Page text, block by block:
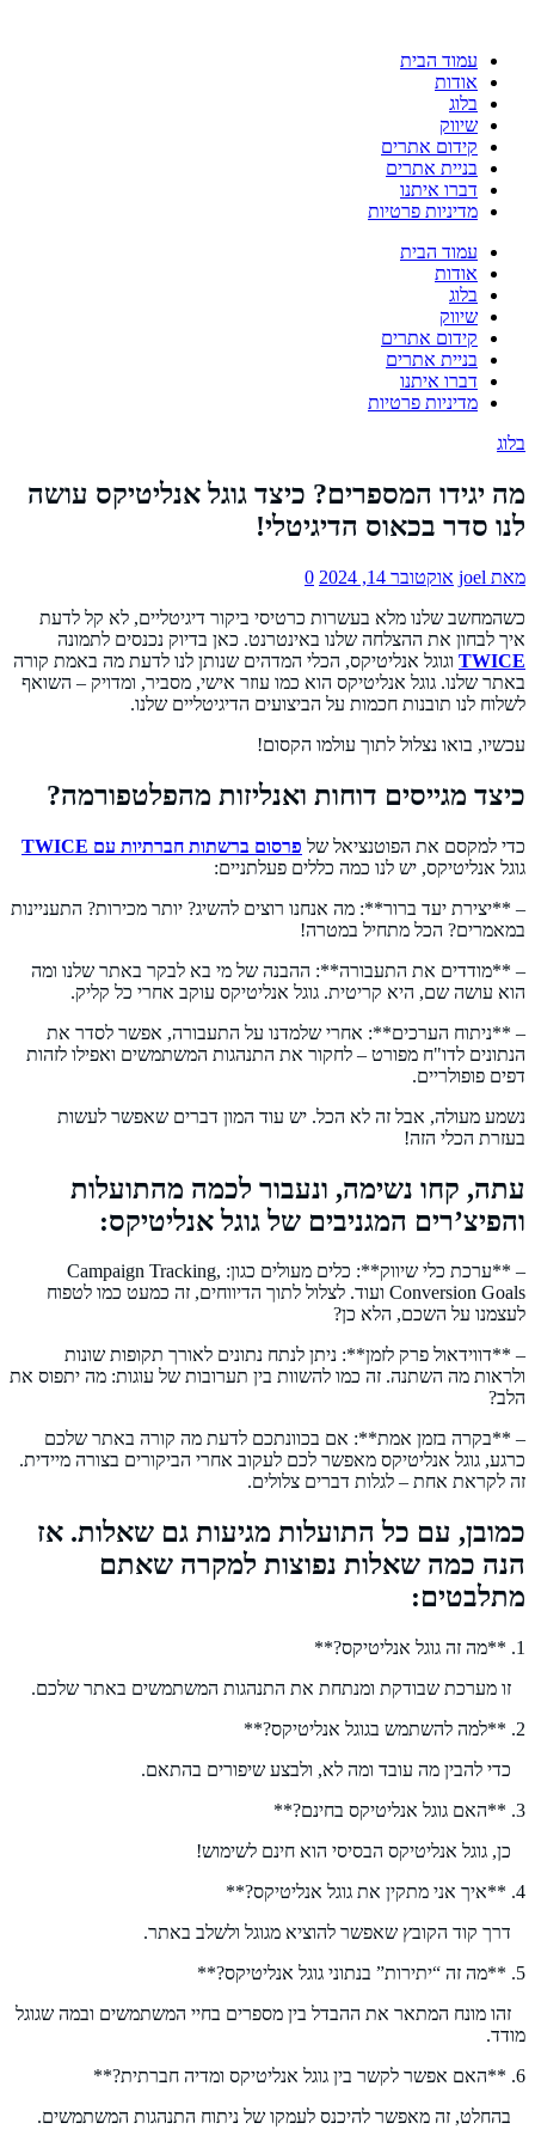
עמוד הבית
אודות
בלוג
שיווק
קידום אתרים
בניית אתרים
דברו איתנו
מדיניות פרטיות
עמוד הבית
אודות
בלוג
שיווק
קידום אתרים
בניית אתרים
דברו איתנו
מדיניות פרטיות
בלוג
מה יגידו המספרים? כיצד גוגל אנליטיקס עושה
לנו סדר בכאוס הדיגיטלי!
מאת joel אוקטובר 14, 2024
0
כשהמחשב שלנו מלא בעשרות כרטיסי ביקור דיגיטליים, לא קל לדעת
איך לבחון את ההצלחה שלנו באינטרנט. כאן בדיוק נכנסים לתמונה
TWICE וגוגל אנליטיקס, הכלי המדהים שנותן לנו לדעת מה באמת קורה
באתר שלנו. גוגל אנליטיקס הוא כמו עוזר אישי, מסביר, ומדויק – השואף
לשלוח לנו תובנות חכמות על הביצועים הדיגיטליים שלנו.
עכשיו, בואו נצלול לתוך עולמו הקסום!
כיצד מגייסים דוחות ואנליזות מהפלטפורמה?
כדי למקסם את הפוטנציאל של פרסום ברשתות חברתיות עם TWICE
גוגל אנליטיקס, יש לנו כמה כללים פעלתניים:
– **יצירת יעד ברור**: מה אנחנו רוצים להשיג? יותר מכירות? התעניינות
במאמרים? הכל מתחיל במטרה!
– **מודדים את התעבורה**: ההבנה של מי בא לבקר באתר שלנו ומה
הוא עושה שם, היא קריטית. גוגל אנליטיקס עוקב אחרי כל קליק.
– **ניתוח הערכים**: אחרי שלמדנו על התעבורה, אפשר לסדר את
הנתונים לדו"ח מפורט – לחקור את התנהגות המשתמשים ואפילו לזהות
דפים פופולריים.
נשמע מעולה, אבל זה לא הכל. יש עוד המון דברים שאפשר לעשות
בעזרת הכלי הזה!
עתה, קחו נשימה, ונעבור לכמה מהתועלות
והפיצ’רים המגניבים של גוגל אנליטיקס:
– **ערכת כלי שיווק**: כלים מעולים כגון: Campaign Tracking,
Conversion Goals ועוד. לצלול לתוך הדיווחים, זה כמעט כמו לטפוח
לעצמנו על השכם, הלא כן?
– **דווידאול פרק לזמן**: ניתן לנתח נתונים לאורך תקופות שונות
ולראות מה השתנה. זה כמו להשוות בין תערובות של עוגות: מה יתפוס את
הלב?
– **בקרה בזמן אמת**: אם בכוונתכם לדעת מה קורה באתר שלכם
כרגע, גוגל אנליטיקס מאפשר לכם לעקוב אחרי הביקורים בצורה מיידית.
זה לקראת אחת – לגלות דברים צלולים.
כמובן, עם כל התועלות מגיעות גם שאלות. אז
הנה כמה שאלות נפוצות למקרה שאתם
מתלבטים:
1. **מה זה גוגל אנליטיקס?**
זו מערכת שבודקת ומנתחת את התנהגות המשתמשים באתר שלכם.
2. **למה להשתמש בגוגל אנליטיקס?**
כדי להבין מה עובד ומה לא, ולבצע שיפורים בהתאם.
3. **האם גוגל אנליטיקס בחינם?**
כן, גוגל אנליטיקס הבסיסי הוא חינם לשימוש!
4. **איך אני מתקין את גוגל אנליטיקס?**
דרך קוד הקובץ שאפשר להוציא מגוגל ולשלב באתר.
5. **מה זה “יתירות” בנתוני גוגל אנליטיקס?**
זהו מונח המתאר את ההבדל בין מספרים בחיי המשתמשים ובמה שגוגל
מודד.
6. **האם אפשר לקשר בין גוגל אנליטיקס ומדיה חברתית?**
בהחלט, זה מאפשר להיכנס לעמקו של ניתוח התנהגות המשתמשים.